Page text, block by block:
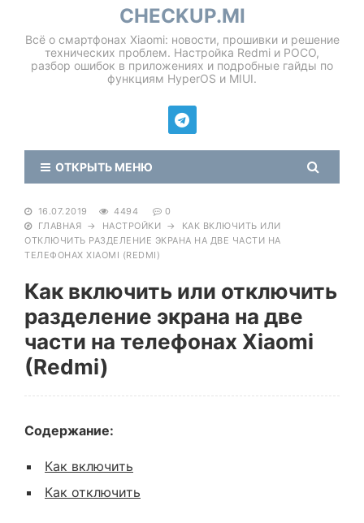
CHECKUP.MI
Всё о смартфонах Xiaomi: новости, прошивки и решение
технических проблем. Настройка Redmi и POCO,
разбор ошибок в приложениях и подробные гайды по
функциям HyperOS и MIUI.
ОТКРЫТЬ МЕНЮ
16.07.2019 4494
0
ГЛАВНАЯ → НАСТРОЙКИ →
КАК ВКЛЮЧИТЬ ИЛИ
ОТКЛЮЧИТЬ РАЗДЕЛЕНИЕ ЭКРАНА НА ДВЕ ЧАСТИ НА
ТЕЛЕФОНАХ XIAOMI (REDMI)
Как включить или отключить
разделение экрана на две
части на телефонах Xiaomi
(Redmi)
Содержание:
Как включить
Как отключить